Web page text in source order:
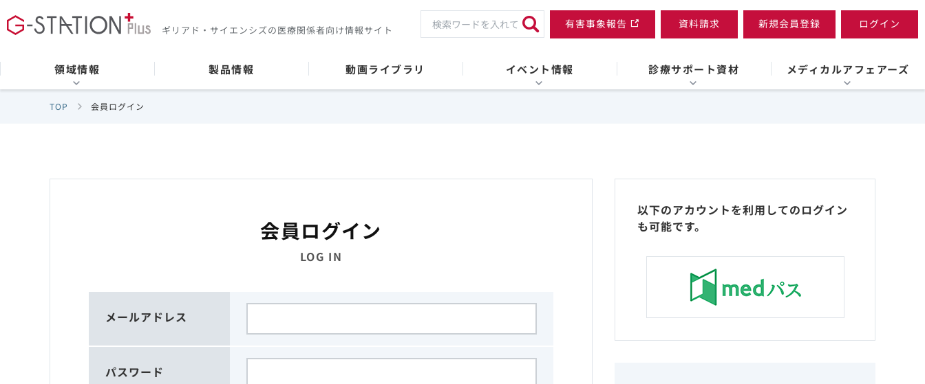
ギリアド・サイエンシズの医療関係者向け情報サイト 有害事象報告 資料請求 新規会員登録 ログイン
領域情報 製品情報 動画ライブラリ イベント情報 診療サポート資材 メディカルアフェアーズ
TOP 会員ログイン
会員ログイン
LOG IN
メールアドレス
パスワード
以下のアカウントを利用してのログイン
も可能です。